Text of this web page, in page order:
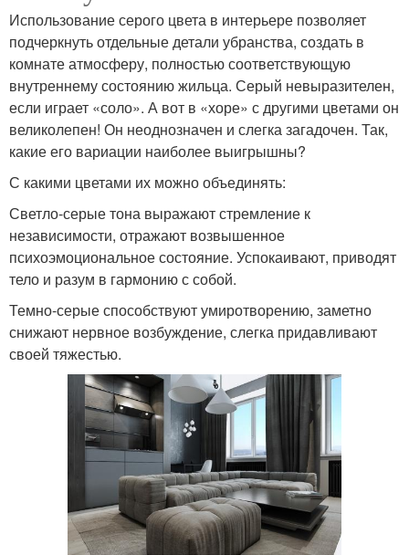
Использование серого цвета в интерьере позволяет
подчеркнуть отдельные детали убранства, создать в
комнате атмосферу, полностью соответствующую
внутреннему состоянию жильца. Серый невыразителен,
если играет «соло». А вот в «хоре» с другими цветами он
великолепен! Он неоднозначен и слегка загадочен. Так,
какие его вариации наиболее выигрышны?
С какими цветами их можно объединять:
Светло-серые тона выражают стремление к
независимости, отражают возвышенное
психоэмоциональное состояние. Успокаивают, приводят
тело и разум в гармонию с собой.
Темно-серые способствуют умиротворению, заметно
снижают нервное возбуждение, слегка придавливают
своей тяжестью.